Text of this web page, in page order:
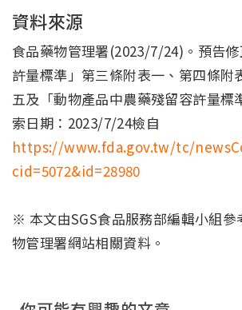
資料來源
食品藥物管理署(2023/7/24)。預告
許量標準」第三條附表一、第四條附
五及「動物產品中農藥殘留容許量標
索日期：2023/7/24檢自
https://www.fda.gov.tw/tc/
cid=5072&id=28980
※ 本文由SGS食品服務部編輯小組參
物管理署網站相關資料。